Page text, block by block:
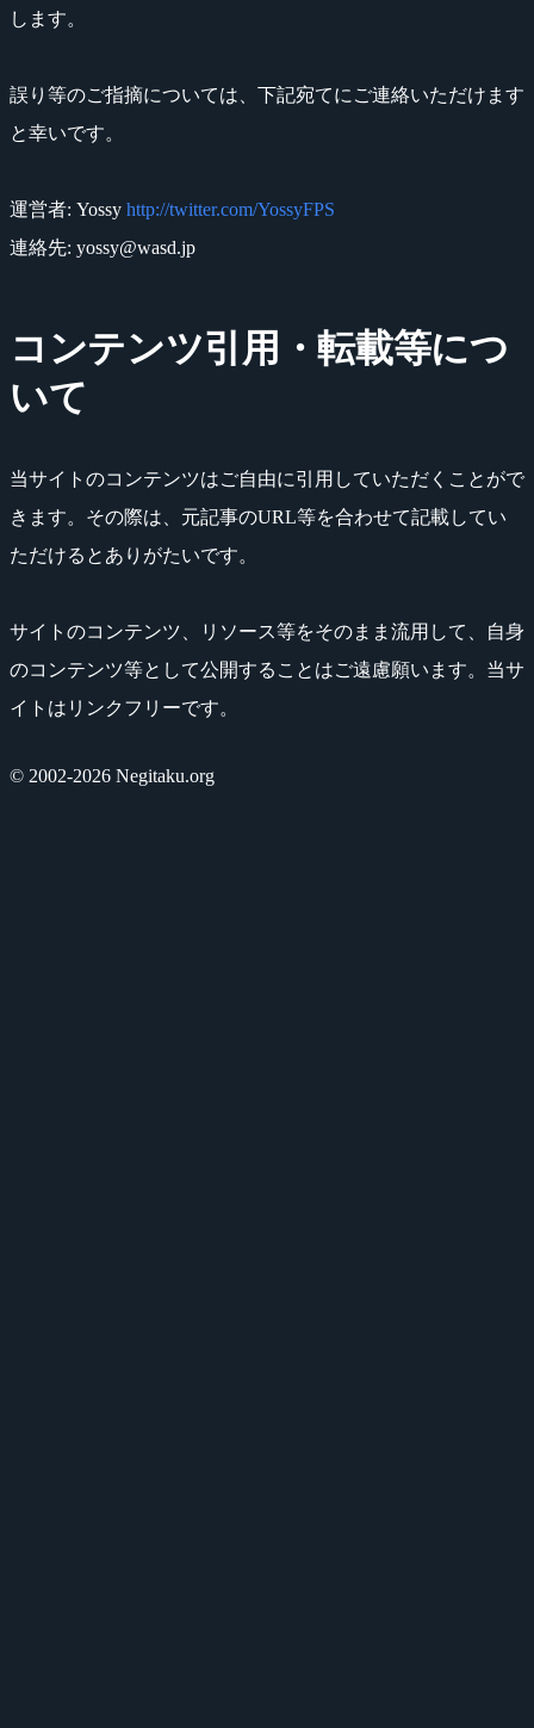
します。
誤り等のご指摘については、下記宛てにご連絡いただけます
と幸いです。
運営者: Yossy http://twitter.com/YossyFPS
連絡先: yossy@wasd.jp
コンテンツ引用・転載等につ
いて
当サイトのコンテンツはご自由に引用していただくことがで
きます。その際は、元記事のURL等を合わせて記載してい
ただけるとありがたいです。
サイトのコンテンツ、リソース等をそのまま流用して、自身
のコンテンツ等として公開することはご遠慮願います。当サ
イトはリンクフリーです。
© 2002-2026 Negitaku.org